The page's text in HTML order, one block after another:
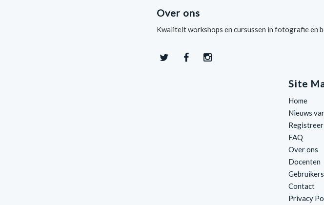
Over ons
Kwaliteit workshops en cursussen in fotografie en
Site
Home
Nieuws
FAQ
Over ons
Docenten
Contact
Privacy